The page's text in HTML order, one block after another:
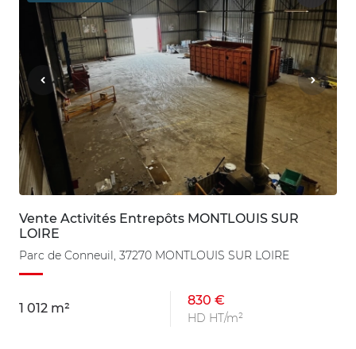
Vente Activités Entrepôts MONTLOUIS SUR
LOIRE
Parc de Conneuil, 37270 MONTLOUIS SUR LOIRE
1 012 m²
830 €
HD HT/m²